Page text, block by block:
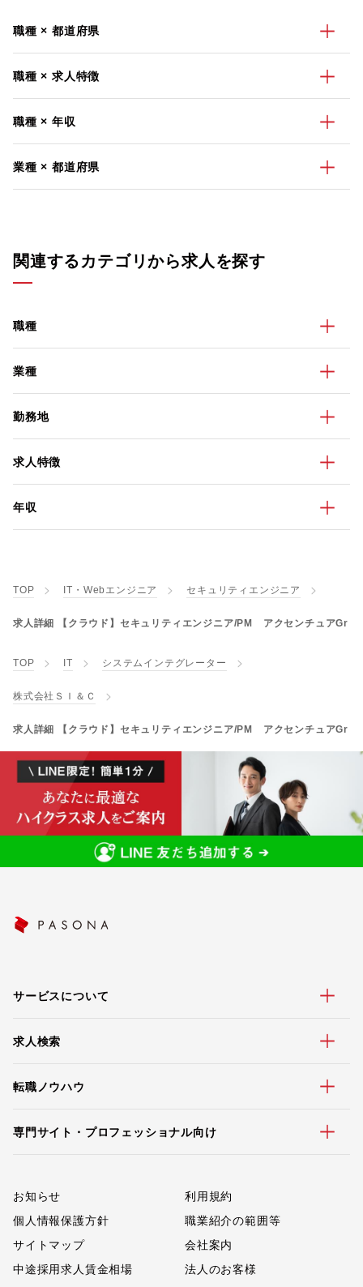
職種 × 都道府県
職種 × 求人特徴
職種 × 年収
業種 × 都道府県
関連するカテゴリから求人を探す
職種
業種
勤務地
求人特徴
年収
TOP IT・Webエンジニア セキュリティエンジニア
求人詳細 【クラウド】セキュリティエンジニア/PM アクセンチュアGr
TOP IT システムインテグレーター
株式会社ＳＩ＆Ｃ
求人詳細 【クラウド】セキュリティエンジニア/PM アクセンチュアGr
サービスについて
求人検索
転職ノウハウ
専門サイト・プロフェッショナル向け
お知らせ
利用規約
個人情報保護方針
職業紹介の範囲等
サイトマップ
会社案内
中途採用求人賃金相場
法人のお客様